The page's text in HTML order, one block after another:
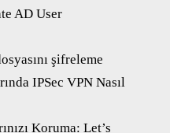
AD User
şifreleme
IPSec VPN Nasıl
Koruma: Let’s